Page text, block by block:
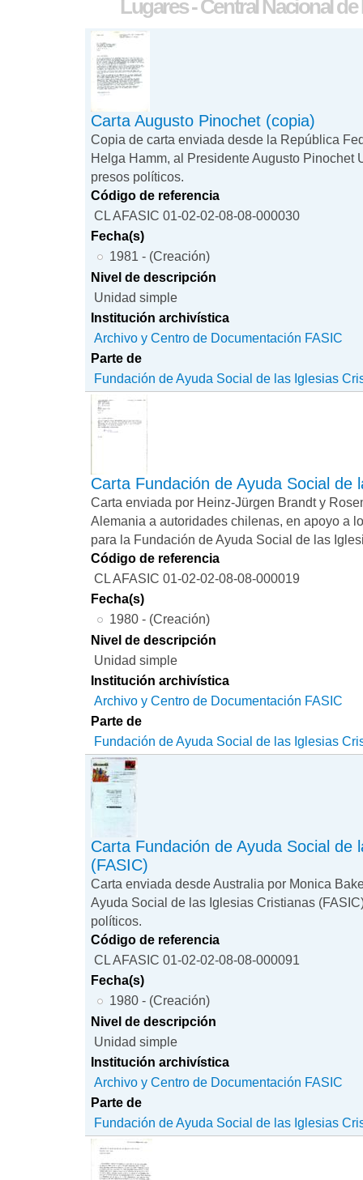
Lugares - Central Nacional
Carta Augusto Pinochet (copia)
Copia de carta enviada desde la República
Helga Hamm, al Presidente Augusto Pinochet
presos políticos.
Código de referencia
CL AFASIC 01-02-02-08-08-000030
Fecha(s)
1981 - (Creación)
Nivel de descripción
Unidad simple
Institución archivística
Archivo y Centro de Documentación FASIC
Parte de
Fundación de Ayuda Social de las Iglesias
Carta Fundación de Ayuda Social de
Carta enviada por Heinz-Jürgen Brandt y
Alemania a autoridades chilenas, en apoyo a
para la Fundación de Ayuda Social de las
Código de referencia
CL AFASIC 01-02-02-08-08-000019
Fecha(s)
1980 - (Creación)
Nivel de descripción
Unidad simple
Institución archivística
Archivo y Centro de Documentación FASIC
Parte de
Fundación de Ayuda Social de las Iglesias
Carta Fundación de Ayuda Social de
(FASIC)
Carta enviada desde Australia por Monica
Ayuda Social de las Iglesias Cristianas
políticos.
Código de referencia
CL AFASIC 01-02-02-08-08-000091
Fecha(s)
1980 - (Creación)
Nivel de descripción
Unidad simple
Institución archivística
Archivo y Centro de Documentación FASIC
Parte de
Fundación de Ayuda Social de las Iglesias